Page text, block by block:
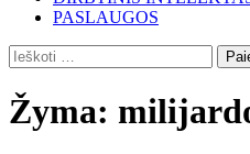
PASLAUGOS
Ieškoti:
Žyma: